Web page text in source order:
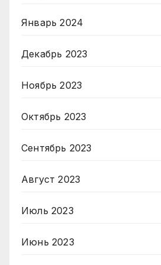
Январь 2024
Декабрь 2023
Ноябрь 2023
Октябрь 2023
Сентябрь 2023
Август 2023
Июль 2023
Июнь 2023